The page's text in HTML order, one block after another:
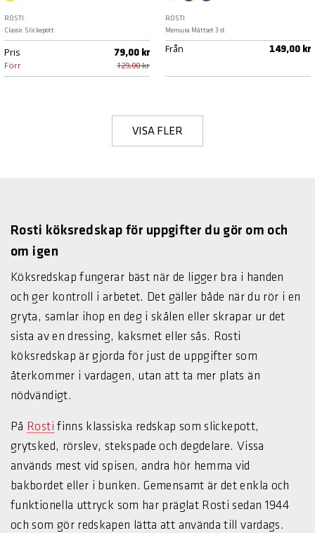
ROSTI
Classic Slickepott
Pris 79,00 kr
Förr 129,00 kr
ROSTI
Mensura Måttset 3 st
Från 149,00 kr
VISA FLER
Rosti köksredskap för uppgifter du gör om och
om igen
Köksredskap fungerar bäst när de ligger bra i handen
och ger kontroll i arbetet. Det gäller både när du rör i en
gryta, samlar ihop en deg i skålen eller skrapar ur det
sista av en dressing, kaksmet eller sås. Rosti
köksredskap är gjorda för just de uppgifter som
återkommer i vardagen, utan att ta mer plats än
nödvändigt.
På Rosti finns klassiska redskap som slickepott,
grytsked, rörslev, stekspade och degdelare. Vissa
används mest vid spisen, andra hör hemma vid
bakbordet eller i bunken. Gemensamt är det enkla och
funktionella uttryck som har präglat Rosti sedan 1944
och som gör redskapen lätta att använda till vardags.